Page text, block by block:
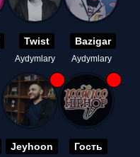
Twist
Aydymlary
Bazigar
Aydymlary
Jeyhoon Гость